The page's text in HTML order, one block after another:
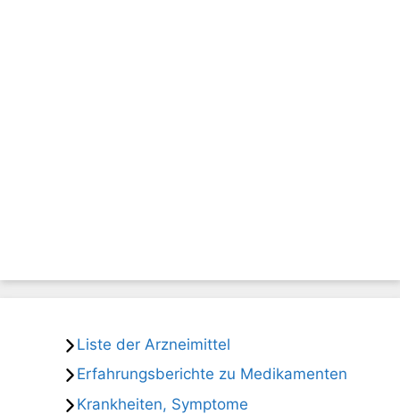
Liste der Arzneimittel
Erfahrungsberichte zu Medikamenten
Krankheiten, Symptome